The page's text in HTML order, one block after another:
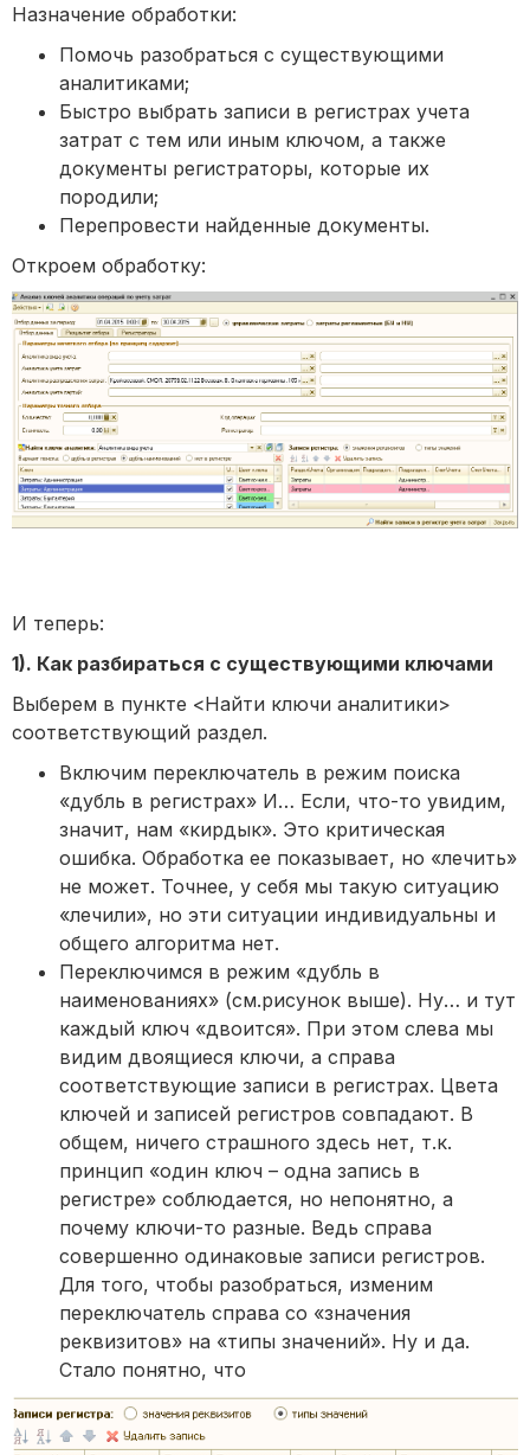
Назначение обработки:
Помочь разобраться с существующими
аналитиками;
Быстро выбрать записи в регистрах учета
затрат с тем или иным ключом, а также
документы регистраторы, которые их
породили;
Перепровести найденные документы.
Откроем обработку:
И теперь:
1). Как разбираться с существующими ключами
Выберем в пункте <Найти ключи аналитики>
соответствующий раздел.
Включим переключатель в режим поиска
«дубль в регистрах» И… Если, что-то увидим,
значит, нам «кирдык». Это критическая
ошибка. Обработка ее показывает, но «лечить»
не может. Точнее, у себя мы такую ситуацию
«лечили», но эти ситуации индивидуальны и
общего алгоритма нет.
Переключимся в режим «дубль в
наименованиях» (см.рисунок выше). Ну… и тут
каждый ключ «двоится». При этом слева мы
видим двоящиеся ключи, а справа
соответствующие записи в регистрах. Цвета
ключей и записей регистров совпадают. В
общем, ничего страшного здесь нет, т.к.
принцип «один ключ – одна запись в
регистре» соблюдается, но непонятно, а
почему ключи-то разные. Ведь справа
совершенно одинаковые записи регистров.
Для того, чтобы разобраться, изменим
переключатель справа со «значения
реквизитов» на «типы значений». Ну и да.
Стало понятно, что